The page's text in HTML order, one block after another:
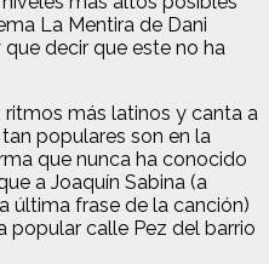
La Mentira de Dani
decir que este no ha
ritmos más latinos y canta a
populares son en la
que nunca ha conocido
a Joaquín Sabina (a
última frase de la canción)
popular calle Pez del barrio